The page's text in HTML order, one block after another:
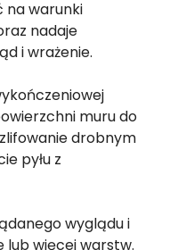
na warunki
nadaje
i wrażenie.
muru do
drobnym
pyłu z
wyglądu i
lub więcej warstw.